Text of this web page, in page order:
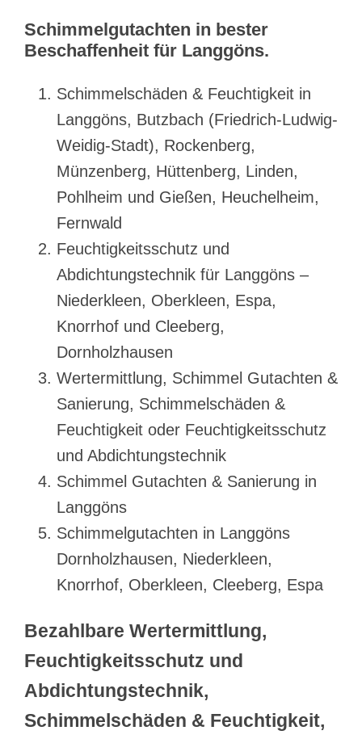
Schimmelgutachten in bester
Beschaffenheit für Langgöns.
Schimmelschäden & Feuchtigkeit in
Langgöns, Butzbach (Friedrich-Ludwig-
Weidig-Stadt), Rockenberg,
Münzenberg, Hüttenberg, Linden,
Pohlheim und Gießen, Heuchelheim,
Fernwald
Feuchtigkeitsschutz und
Abdichtungstechnik für Langgöns –
Niederkleen, Oberkleen, Espa,
Knorrhof und Cleeberg,
Dornholzhausen
Wertermittlung, Schimmel Gutachten &
Sanierung, Schimmelschäden &
Feuchtigkeit oder Feuchtigkeitsschutz
und Abdichtungstechnik
Schimmel Gutachten & Sanierung in
Langgöns
Schimmelgutachten in Langgöns
Dornholzhausen, Niederkleen,
Knorrhof, Oberkleen, Cleeberg, Espa
Bezahlbare Wertermittlung,
Feuchtigkeitsschutz und
Abdichtungstechnik,
Schimmelschäden & Feuchtigkeit,